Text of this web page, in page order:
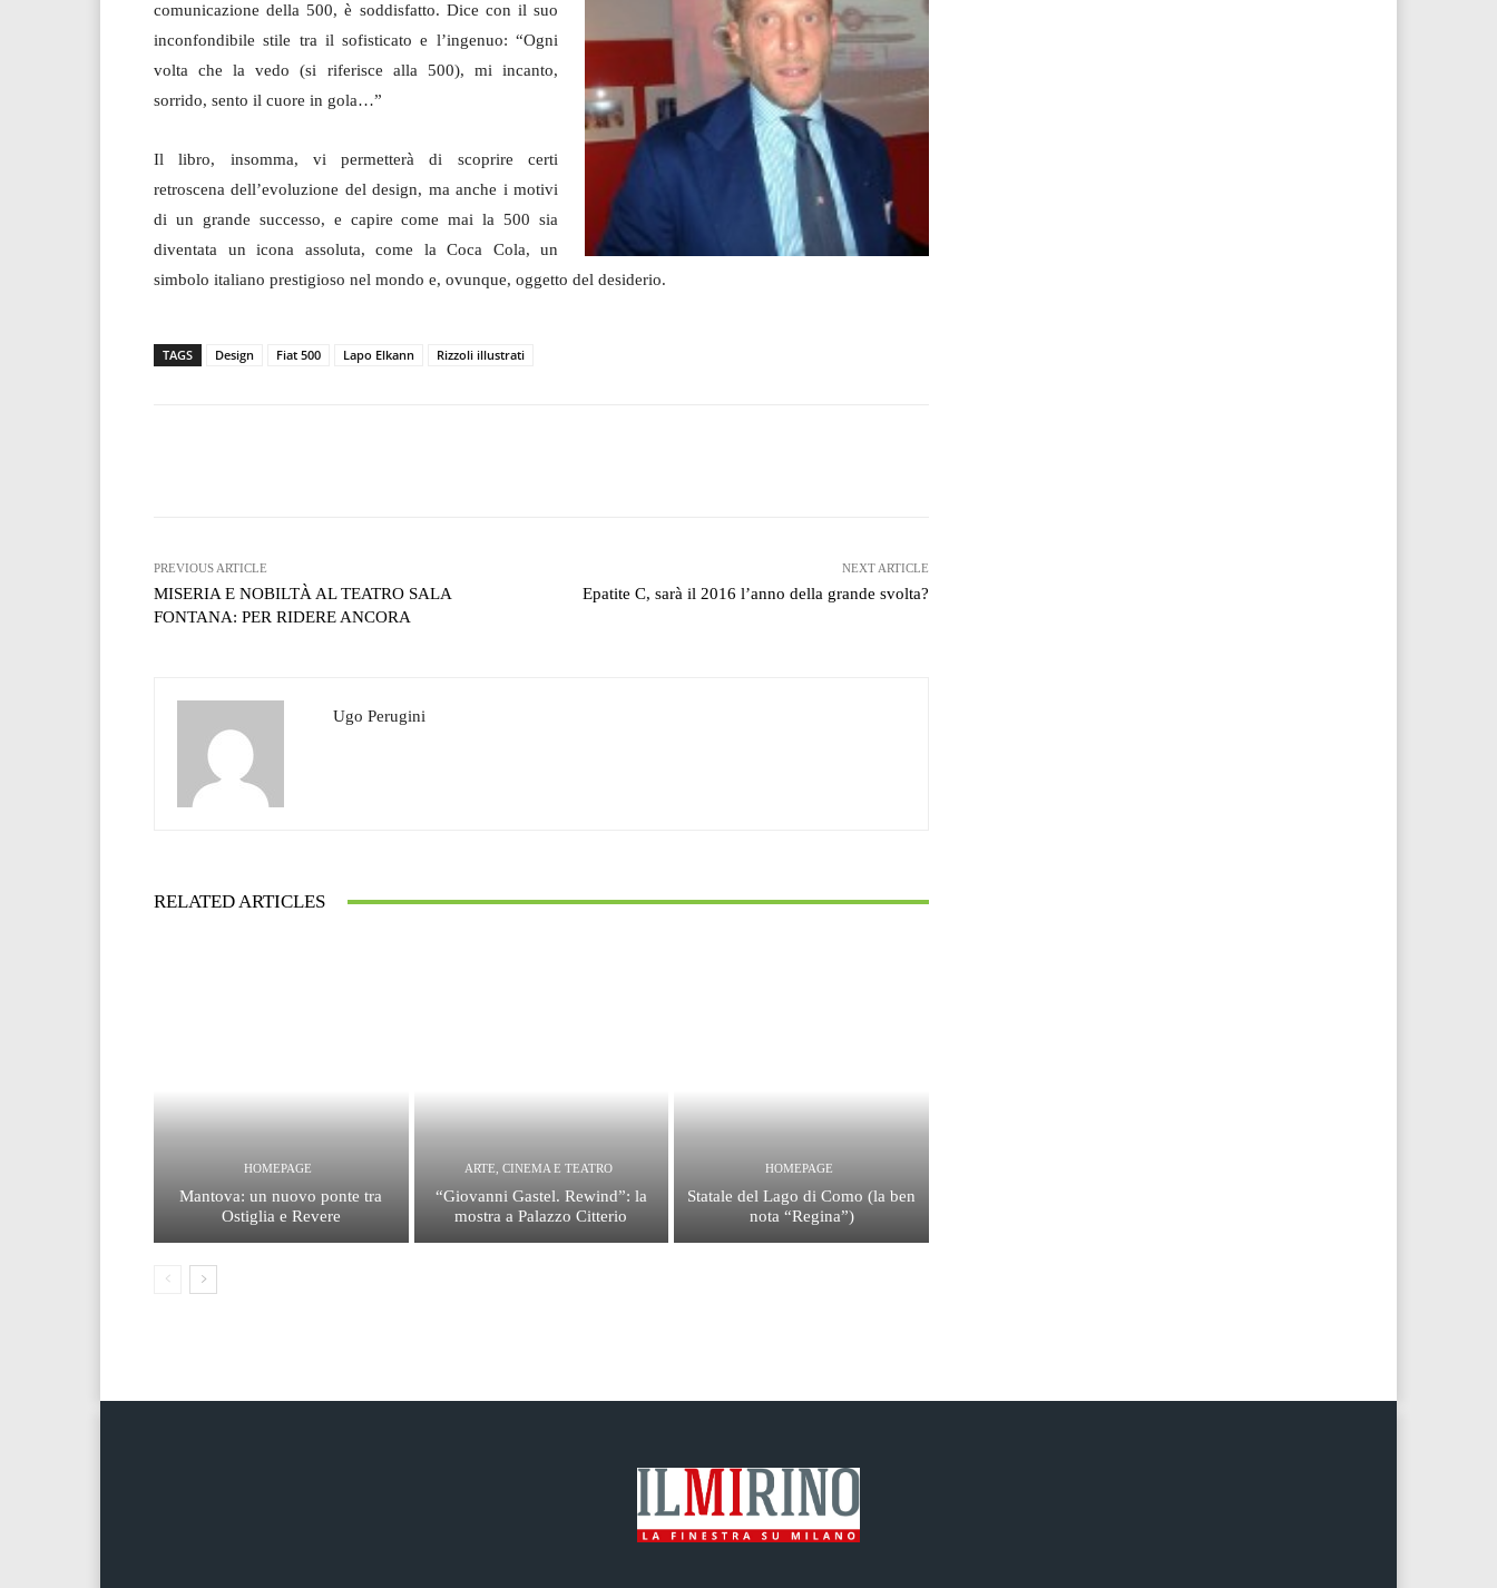
comunicazione della 500, è soddisfatto. Dice con il suo
inconfondibile stile tra il sofisticato e l’ingenuo: “Ogni
volta che la vedo (si riferisce alla 500), mi incanto,
sorrido, sento il cuore in gola…”
Il libro, insomma, vi permetterà di scoprire certi
retroscena dell’evoluzione del design, ma anche i motivi
di un grande successo, e capire come mai la 500 sia
diventata un icona assoluta, come la Coca Cola, un
simbolo italiano prestigioso nel mondo e, ovunque, oggetto del desiderio.
TAGS Design Fiat 500 Lapo Elkann Rizzoli illustrati
PREVIOUS ARTICLE
MISERIA E NOBILTÀ AL TEATRO SALA
FONTANA: PER RIDERE ANCORA
NEXT ARTICLE
Epatite C, sarà il 2016 l’anno della grande svolta?
Ugo Perugini
RELATED ARTICLES
HOMEPAGE
Mantova: un nuovo ponte tra
Ostiglia e Revere
ARTE, CINEMA E TEATRO
“Giovanni Gastel. Rewind”: la
mostra a Palazzo Citterio
HOMEPAGE
Statale del Lago di Como (la ben
nota “Regina”)